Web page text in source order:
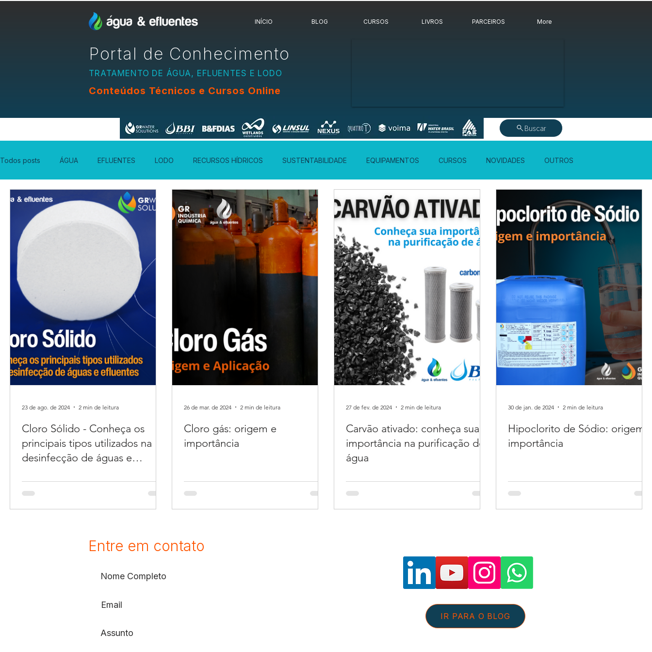
INÍCIO BLOG CURSOS LIVROS PARCEIROS More
Portal de Conhecimento
TRATAMENTO DE ÁGUA, EFLUENTES E LODO
Conteúdos Técnicos e Cursos Online
Buscar
Todos posts ÁGUA EFLUENTES LODO RECURSOS HÍDRICOS SUSTENTABILIDADE EQUIPAMENTOS CURSOS NOVIDADES OUTROS
Cloro Sólido - Conheça os
principais tipos utilizados na
desinfecção de águas e
23 de ago. de 2024 2 min de leitura
Cloro gás: origem e
importância
26 de mar. de 2024 2 min de leitura
Carvão ativado: conheça sua
importância na purificação de
água
27 de fev. de 2024 2 min de leitura
Hipoclorito de Sódio: origem
importância
30 de jan. de 2024 2 min de leitura
Entre em contato
IR PARA O BLOG